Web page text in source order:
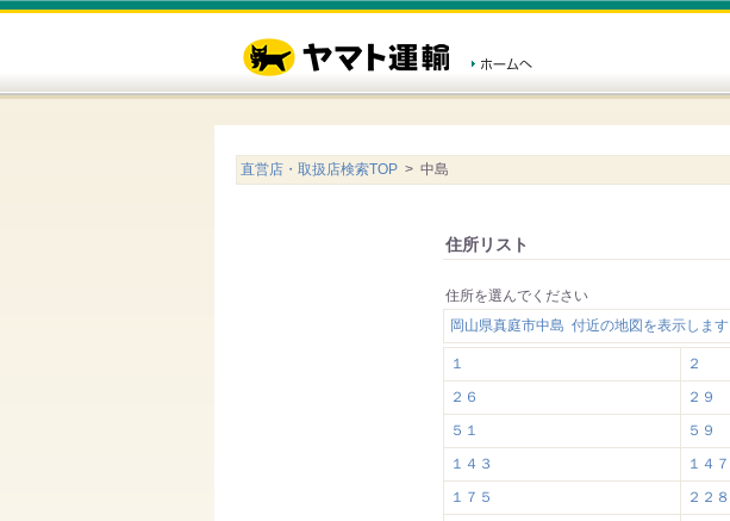
直営店・取扱店検索TOP > 中島
住所リスト
住所を選んでください
岡山県真庭市中島 付近の地図を表示します
１ ２
２６
２９
５１
５９
１４３
１４７
１７５
２２８